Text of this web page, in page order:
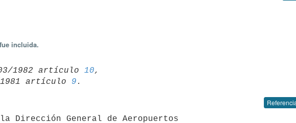
incluida.
1982 artículo 10,
1981 artículo
9